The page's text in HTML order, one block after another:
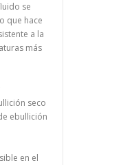
se
que hace
a la
más
seco
ebullición
en el